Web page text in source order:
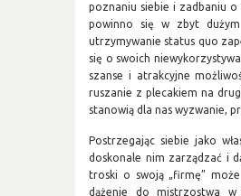
poznaniu siebie i zadbaniu o
powinno się w zbyt
utrzymywanie status quo
się o swoich
szanse i atrakcyjne
ruszanie z plecakiem na
stanowią dla nas wyzwanie,
Postrzegając siebie jako
doskonale nim zarządzać i
troski o swoją „firmę”
dążenie do mistrzostwa